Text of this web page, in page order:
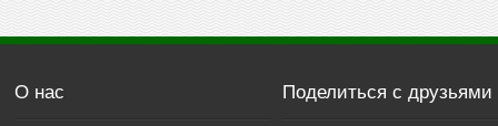
О нас Поделиться с друзьями